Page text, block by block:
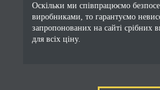
Оскільки ми співпрацюємо
виробниками, то гарантуємо
запропонованих на сайті срібних
для всіх ціну.